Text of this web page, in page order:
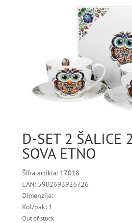
D-SET 2 ŠALICE
SOVA ETNO
Šifra artikla: 17018
EAN: 5902693926726
Dimenzije:
Kol/pak: 1
Out of stock